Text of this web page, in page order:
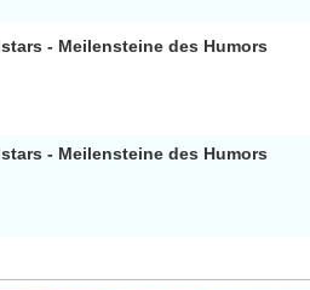
- Meilensteine des Humors
- Meilensteine des Humors